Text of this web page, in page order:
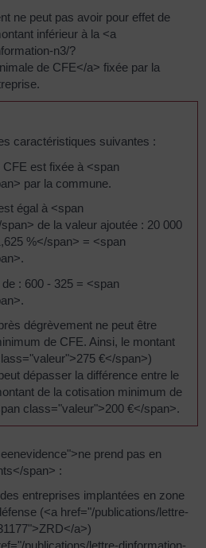
ne peut pas avoir pour effet de
inférieur à la <a
n3/?
de CFE</a> fixée par la
caractéristiques suivantes :
est fixée à <span
par la commune.
égal à <span
de la valeur ajoutée : 20 000
%</span> = <span
: 600 - 325 = <span
dégrèvement ne peut être
de CFE. Ainsi, le montant
€</span>)
dépasser la différence entre le
de la cotisation minimum de
class="valeur">200 €</span>.
prend pas en
span> :
entreprises implantées en zone
(<a href="/publications/lettre-
a>)
publications/lettre-dinformation-